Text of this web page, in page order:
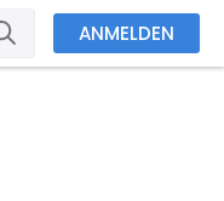
ANMELDEN